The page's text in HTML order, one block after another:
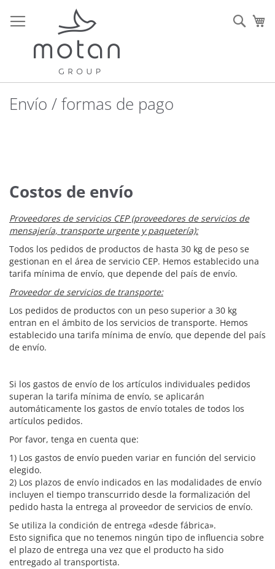
al
contenido
Envío / formas de pago
Costos de envío
Proveedores de servicios CEP (proveedores de servicios de
mensajería, transporte urgente y paquetería):
Todos los pedidos de productos de hasta 30 kg de peso se
gestionan en el área de servicio CEP. Hemos establecido una
tarifa mínima de envío, que depende del país de envío.
Proveedor de servicios de transporte:
Los pedidos de productos con un peso superior a 30 kg
entran en el ámbito de los servicios de transporte. Hemos
establecido una tarifa mínima de envío, que depende del país
de envío.
Si los gastos de envío de los artículos individuales pedidos
superan la tarifa mínima de envío, se aplicarán
automáticamente los gastos de envío totales de todos los
artículos pedidos.
Por favor, tenga en cuenta que:
1) Los gastos de envío pueden variar en función del servicio
elegido.
2) Los plazos de envío indicados en las modalidades de envío
incluyen el tiempo transcurrido desde la formalización del
pedido hasta la entrega al proveedor de servicios de envío.
Se utiliza la condición de entrega «desde fábrica».
Esto significa que no tenemos ningún tipo de influencia sobre
el plazo de entrega una vez que el producto ha sido
entregado al transportista.